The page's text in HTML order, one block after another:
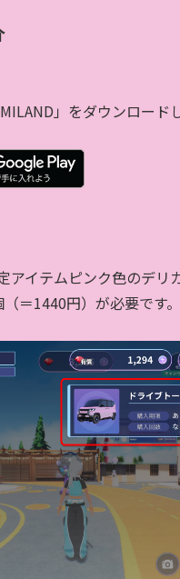
MILAND 」をダウンロード
アイテムピンク色のデ
＝1440円）が必要です。